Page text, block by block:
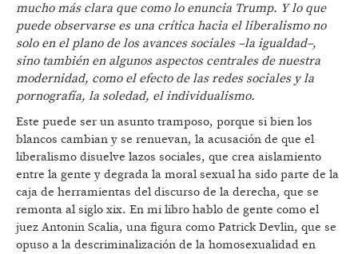
mucho más clara que como lo enuncia Trump. Y lo que
puede observarse es una crítica hacia el liberalismo no
solo en el plano de los avances sociales –la igualdad–,
sino también en algunos aspectos centrales de nuestra
modernidad, como el efecto de las redes sociales y la
pornografía, la soledad, el individualismo.
Este puede ser un asunto tramposo, porque si bien los
blancos cambian y se renuevan, la acusación de que el
liberalismo disuelve lazos sociales, que crea aislamiento
entre la gente y degrada la moral sexual ha sido parte de la
caja de herramientas del discurso de la derecha, que se
remonta al siglo xix. En mi libro hablo de gente como el
juez Antonin Scalia, una figura como Patrick Devlin, que se
opuso a la descriminalización de la homosexualidad en